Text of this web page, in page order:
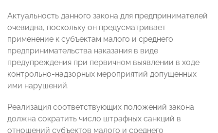
Актуальность данного закона для предпринимателей
очевидна, поскольку он предусматривает
применение к субъектам малого и среднего
предпринимательства наказания в виде
предупреждения при первичном выявлении в ходе
контрольно-надзорных мероприятий допущенных
ими нарушений.
Реализация соответствующих положений закона
должна сократить число штрафных санкций в
отношений субъектов малого и среднего